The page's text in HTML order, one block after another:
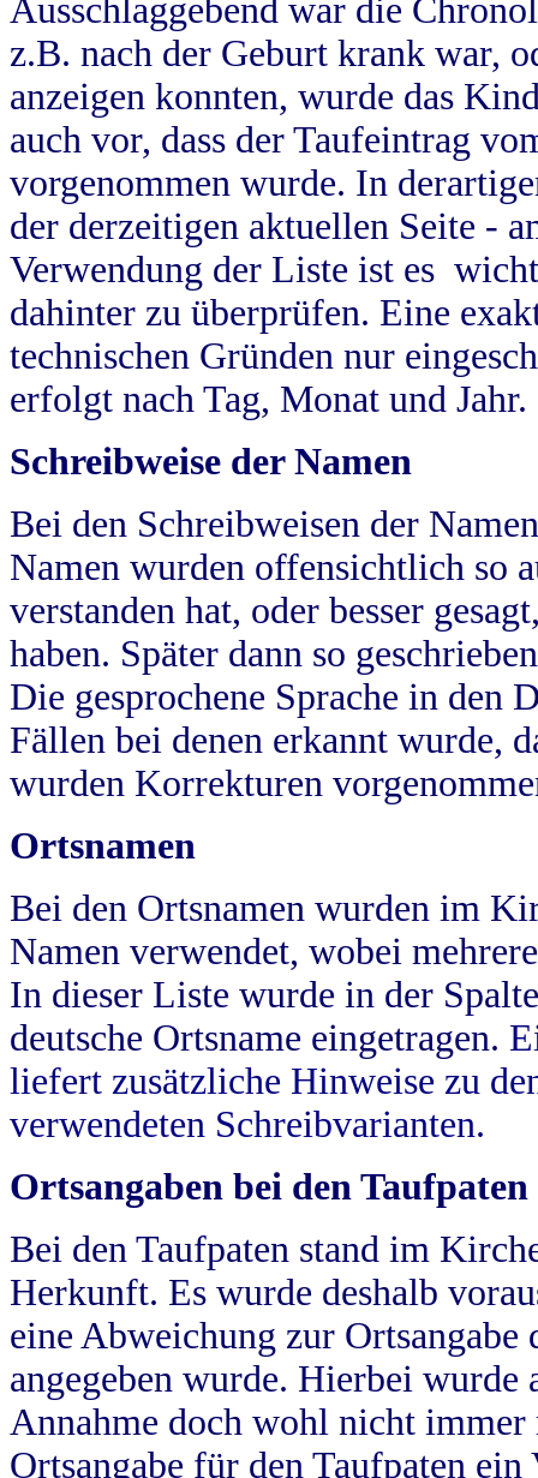
Ausschlaggebend war die
z.B. nach der Geburt krank war,
anzeigen konnten, wurde das
auch vor, dass der Taufeintrag
vorgenommen wurde. In
der derzeitigen aktuellen Seite -
Verwendung der Liste ist es
dahinter zu überprüfen. Eine
technischen Gründen nur
erfolgt nach Tag, Monat und Jahr.
Schreibweise der Namen
Bei den Schreibweisen der
Namen wurden offensichtlich so
verstanden hat, oder besser
haben. Später dann so
Die gesprochene Sprache in
Fällen bei denen erkannt wurde,
wurden Korrekturen
Ortsnamen
Bei den Ortsnamen wurden im
Namen verwendet, wobei
In dieser Liste wurde in der
deutsche Ortsname eingetragen.
liefert zusätzliche Hinweise zu
verwendeten Schreibvarianten.
Ortsangaben bei den Taufpaten
Bei den Taufpaten stand im
Herkunft. Es wurde deshalb
eine Abweichung zur
angegeben wurde. Hierbei wurde
Annahme doch wohl nicht
Ortsangabe für den Taufpaten